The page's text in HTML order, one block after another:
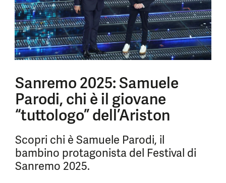
Sanremo 2025: Samuele
Parodi, chi è il giovane
“tuttologo” dell’Ariston
Scopri chi è Samuele Parodi, il
bambino protagonista del Festival di
Sanremo 2025.